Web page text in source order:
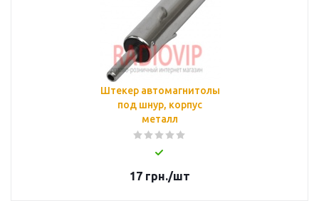
Штекер автомагнитолы
под шнур, корпус
металл
17 грн./шт